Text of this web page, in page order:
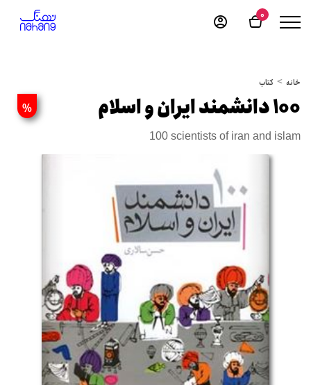
0
خانه کتاب
% 100 دانشمند ایران و اسلام
100 scientists of iran and islam